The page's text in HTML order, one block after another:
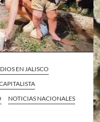
EN JALISCO
NOTICIAS NACIONALES